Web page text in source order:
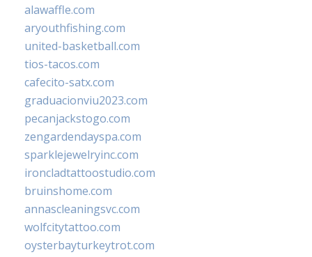
alawaffle.com
aryouthfishing.com
united-basketball.com
tios-tacos.com
cafecito-satx.com
graduacionviu2023.com
pecanjackstogo.com
zengardendayspa.com
sparklejewelryinc.com
ironcladtattoostudio.com
bruinshome.com
annascleaningsvc.com
wolfcitytattoo.com
oysterbayturkeytrot.com